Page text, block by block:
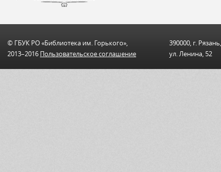
© ГБУК РО «Библиотека им. Горького»,
2013–2016 Пользовательскоe соглашениe
390000, г. Рязань,
ул. Ленина, 52